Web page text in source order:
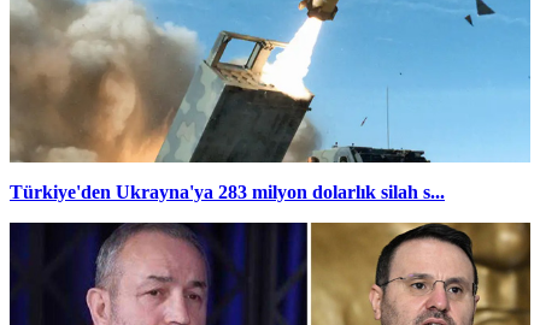
Türkiye'den Ukrayna'ya 283 milyon dolarlık silah s...